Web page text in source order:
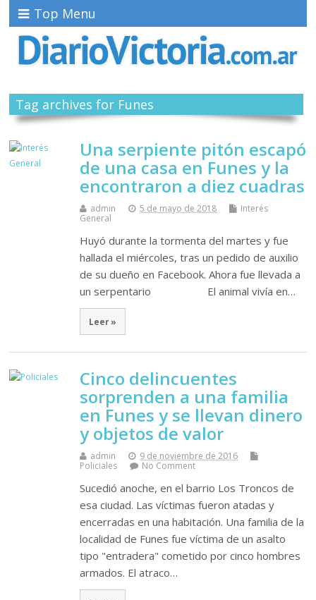
Top Menu
Tag archives for Funes
Una serpiente pitón escapó
de una casa en Funes y la
encontraron a diez cuadras
admin 5 de mayo de 2018
Interés
General
Huyó durante la tormenta del martes y fue
hallada el miércoles, tras un pedido de auxilio
de su dueño en Facebook. Ahora fue llevada a
un serpentario El animal vivía en…
Leer »
Cinco delincuentes
sorprenden a una familia
en Funes y se llevan dinero
y objetos de valor
admin
9 de noviembre de 2016
Policiales
No Comment
Sucedió anoche, en el barrio Los Troncos de
esa ciudad. Las víctimas fueron atadas y
encerradas en una habitación. Una familia de la
localidad de Funes fue víctima de un asalto
tipo "entradera" cometido por cinco hombres
armados. El atraco…